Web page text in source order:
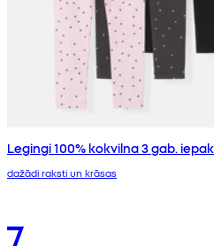
Legingi 100% kokvilna 3 gab.
dažādi raksti un krāsas
7